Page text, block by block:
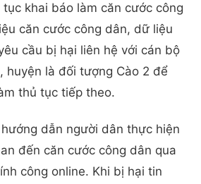
khai báo làm căn cước công
căn cước công dân, dữ liệu
cầu bị hại liên hệ với cán bộ
huyện là đối tượng Cào 2 để
thủ tục tiếp theo.
dẫn người dân thực hiện
đến căn cước công dân qua
công online. Khi bị hại tin